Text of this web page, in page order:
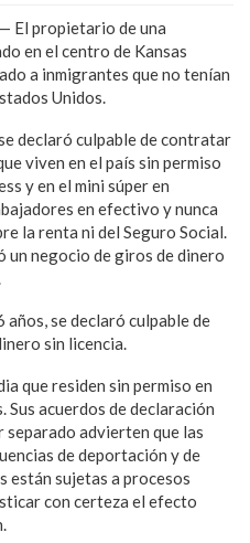
El propietario de una
en el centro de Kansas
a inmigrantes que no tenían
Unidos.
declaró culpable de contratar
viven en el país sin permiso
y en el mini súper en
en efectivo y nunca
la renta ni del Seguro Social.
un negocio de giros de dinero
años, se declaró culpable de
sin licencia.
que residen sin permiso en
Sus acuerdos de declaración
advierten que las
de deportación y de
están sujetas a procesos
con certeza el efecto